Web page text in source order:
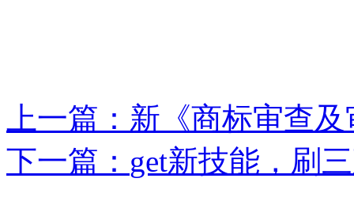
上一篇： 新《商标审查
下一篇： get新技能，刷